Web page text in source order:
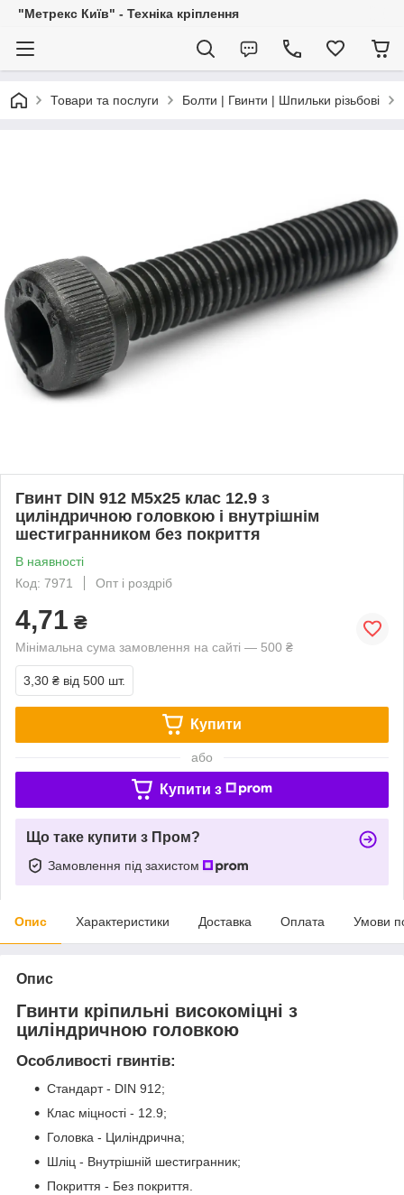
"Метрекс Київ" - Техніка кріплення
Товари та послуги Болти | Гвинти | Шпильки різьбові
Гвинт DIN 912 М5х25 клас 12.9 з
циліндричною головкою і внутрішнім
шестигранником без покриття
В наявності
Код: 7971
Опт і роздріб
4,71 ₴
Мінімальна сума замовлення на сайті — 500 ₴
3,30 ₴ від 500 шт.
Купити
або
Купити з
Що таке купити з Пром?
Замовлення під захистом
Опис Характеристики Доставка Оплата Умови
Опис
Гвинти кріпильні високоміцні з
циліндричною головкою
Особливості гвинтів:
Стандарт - DIN 912;
Клас міцності - 12.9;
Головка - Циліндрична;
Шліц - Внутрішній шестигранник;
Покриття - Без покриття.